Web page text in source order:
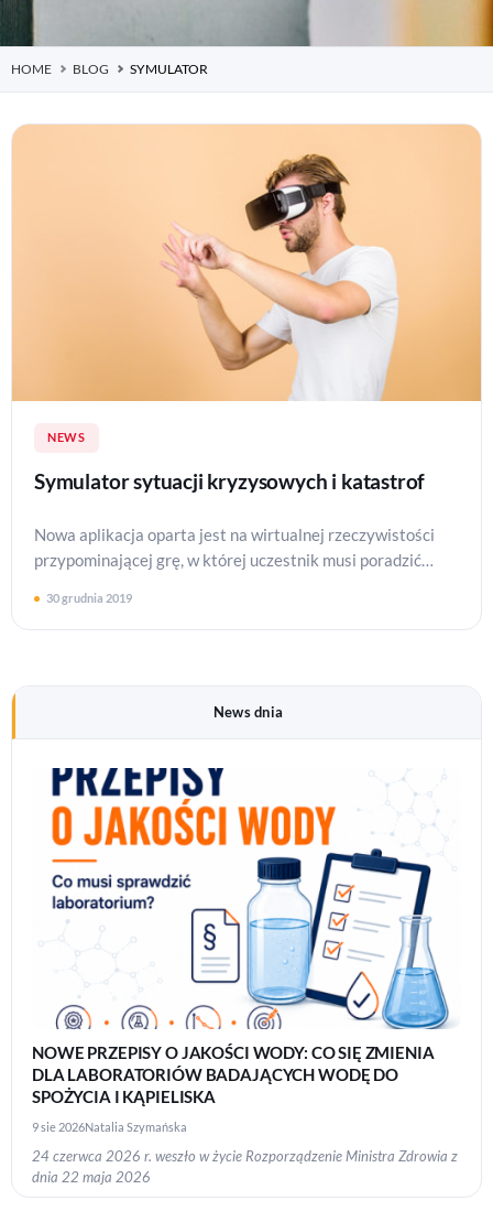
HOME BLOG SYMULATOR
NEWS
Symulator sytuacji kryzysowych i katastrof
Nowa aplikacja oparta jest na wirtualnej rzeczywistości
przypominającej grę, w której uczestnik musi poradzić
30 grudnia 2019
News dnia
NOWE PRZEPISY O JAKOŚCI WODY: CO SIĘ ZMIENIA
DLA LABORATORIÓW BADAJĄCYCH WODĘ DO
SPOŻYCIA I KĄPIELISKA
9 sie 2026Natalia Szymańska
24 czerwca 2026 r. weszło w życie Rozporządzenie Ministra Zdrowia z
dnia 22 maja 2026